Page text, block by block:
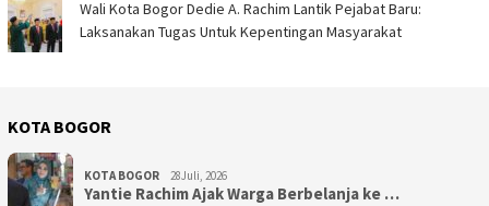
‎Wali Kota Bogor Dedie A. Rachim Lantik Pejabat Baru:
Laksanakan Tugas Untuk Kepentingan Masyarakat ‎
KOTA BOGOR
KOTA BOGOR 28Juli, 2026
‎Yantie Rachim Ajak Warga Berbelanja ke …